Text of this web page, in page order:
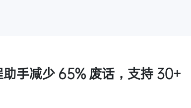
手减少 65% 废话，支持 30+